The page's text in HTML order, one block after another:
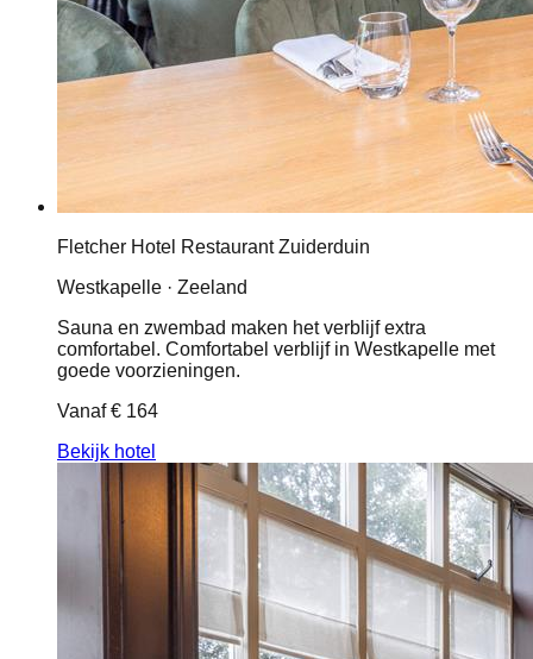
Fletcher Hotel Restaurant Zuiderduin
Westkapelle · Zeeland
Sauna en zwembad maken het verblijf extra
comfortabel. Comfortabel verblijf in Westkapelle met
goede voorzieningen.
Vanaf€ 164
Bekijk hotel